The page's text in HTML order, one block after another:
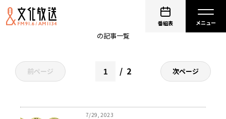
番組表
の記事一覧
前ページ 2 次ページ
7/29, 2023